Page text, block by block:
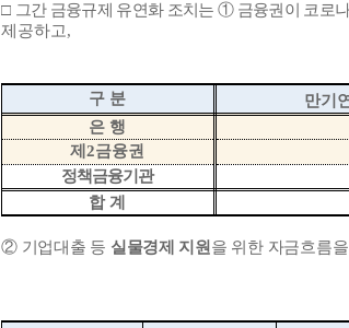
□ 그간 금융규제 유연화 조치는① 금융권이 코로
제공하고,
구 분
만기
은 행
제2금융권
정책금융기관
합 계
② 기업대출 등 실물경제 지원 을 위한 자금흐름